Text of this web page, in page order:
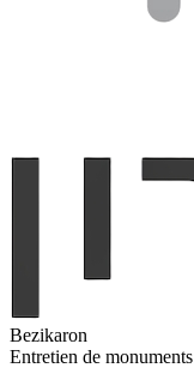
Bezikaron
Entretien de monuments